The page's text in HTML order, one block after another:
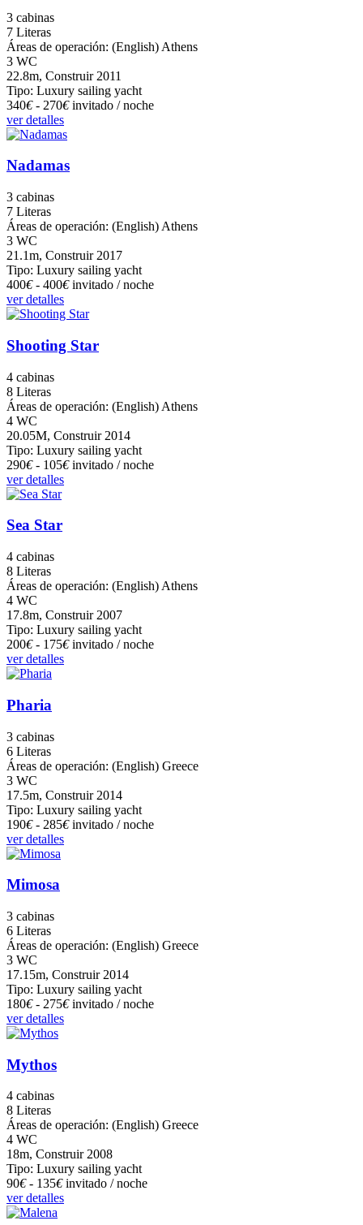
3 cabinas
7 Literas
Áreas de operación: (English) Athens
3 WC
22.8m, Construir 2011
Tipo: Luxury sailing yacht
340€- 270€ invitado / noche
ver detalles
Nadamas
3 cabinas
7 Literas
Áreas de operación: (English) Athens
3 WC
21.1m, Construir 2017
Tipo: Luxury sailing yacht
400€- 400€ invitado / noche
ver detalles
Shooting Star
4 cabinas
8 Literas
Áreas de operación: (English) Athens
4 WC
20.05M, Construir 2014
Tipo: Luxury sailing yacht
290€- 105€ invitado / noche
ver detalles
Sea Star
4 cabinas
8 Literas
Áreas de operación: (English) Athens
4 WC
17.8m, Construir 2007
Tipo: Luxury sailing yacht
200€- 175€ invitado / noche
ver detalles
Pharia
3 cabinas
6 Literas
Áreas de operación: (English) Greece
3 WC
17.5m, Construir 2014
Tipo: Luxury sailing yacht
190€- 285€ invitado / noche
ver detalles
Mimosa
3 cabinas
6 Literas
Áreas de operación: (English) Greece
3 WC
17.15m, Construir 2014
Tipo: Luxury sailing yacht
180€- 275€ invitado / noche
ver detalles
Mythos
4 cabinas
8 Literas
Áreas de operación: (English) Greece
4 WC
18m, Construir 2008
Tipo: Luxury sailing yacht
90€- 135€ invitado / noche
ver detalles